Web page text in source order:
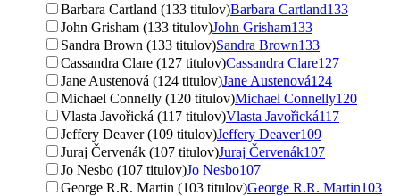
Barbara Cartland (133 titulov)Barbara Cartland133
John Grisham (133 titulov)John Grisham133
Sandra Brown (133 titulov)Sandra Brown133
Cassandra Clare (127 titulov)Cassandra Clare127
Jane Austenová (124 titulov)Jane Austenová124
Michael Connelly (120 titulov)Michael Connelly120
Vlasta Javořická (117 titulov)Vlasta Javořická117
Jeffery Deaver (109 titulov)Jeffery Deaver109
Juraj Červenák (107 titulov)Juraj Červenák107
Jo Nesbo (107 titulov)Jo Nesbo107
George R.R. Martin (103 titulov)George R.R. Martin103